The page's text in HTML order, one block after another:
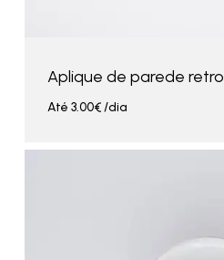
Aplique de parede retro
Até 3.00€/dia